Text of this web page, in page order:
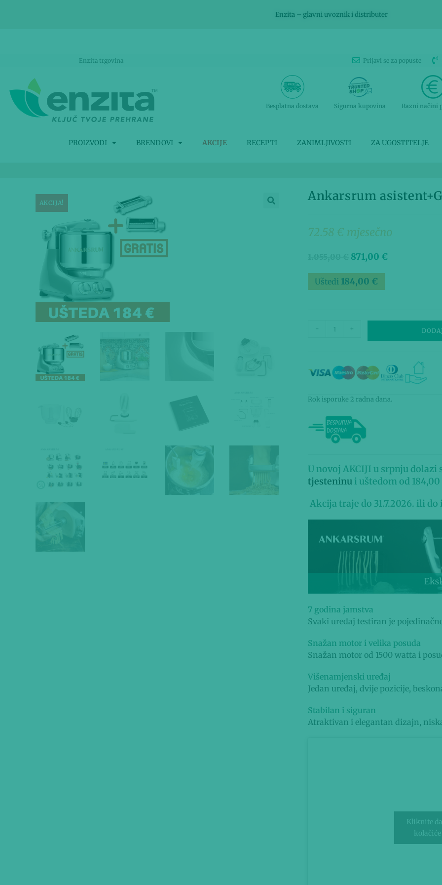
Enzita – glavni uvoznik i distributer
Enzita trgovina Prijavi se za popuste
Besplatna dostava Sigurna kupovina Razni načini
PROIZVODI BRENDOVI AKCIJE RECEPTI ZANIMLJIVOSTI ZA UGOSTITELJE
AKCIJA! Ankarsrum
72.58 € mjesečno
871,00 €
Uštedi 184,00 €
+
Rok isporuke 2 radna dana.
U novoj AKCIJI u srpnju dolazi
tjesteninu i uštedom od 184,00
Akcija traje do 31.7.2026. ili
7 godina jamstva
Svaki uređaj testiran je
Snažan motor i velika posuda
Snažan motor od 1500 watta i
Višenamjenski uređaj
Jedan uređaj, dvije pozicije,
Stabilan i siguran
Atraktivan i elegantan dizajn,
Kliknite